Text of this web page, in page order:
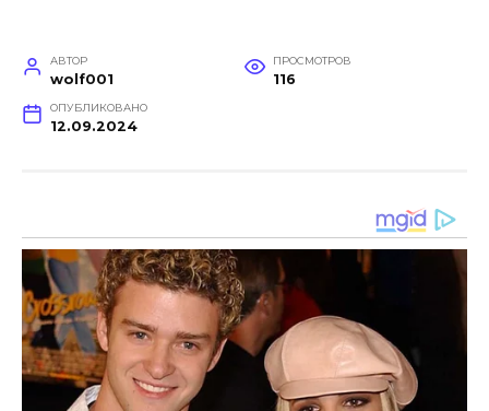
АВТОР
wolf001
ПРОСМОТРОВ
116
ОПУБЛИКОВАНО
12.09.2024